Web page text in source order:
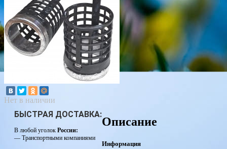
Нет в наличии
БЫСТРАЯ ДОСТАВКА:
В любой уголок России:
— Транспортными компаниями
Описание
Информация